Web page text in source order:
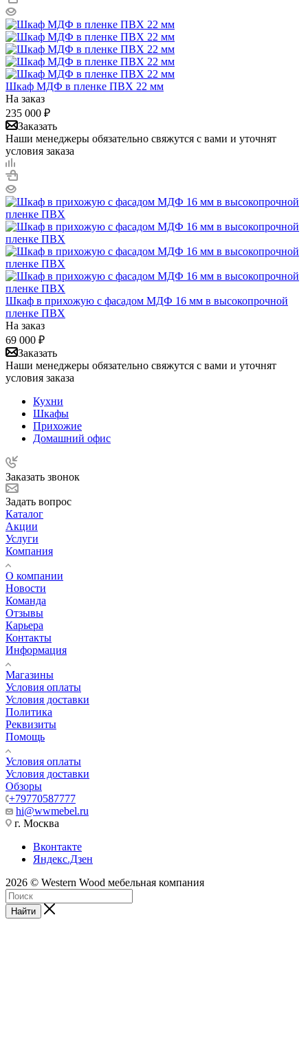
Шкаф МДФ в пленке ПВХ 22 мм
На заказ
235 000 ₽
Заказать
Наши менеджеры обязательно свяжутся с вами и уточнят
условия заказа
Шкаф в прихожую с фасадом МДФ 16 мм в высокопрочной
пленке ПВХ
На заказ
69 000 ₽
Заказать
Наши менеджеры обязательно свяжутся с вами и уточнят
условия заказа
Кухни
Шкафы
Прихожие
Домашний офис
Заказать звонок
Задать вопрос
Каталог
Акции
Услуги
Компания
О компании
Новости
Команда
Отзывы
Карьера
Контакты
Информация
Магазины
Условия оплаты
Условия доставки
Политика
Реквизиты
Помощь
Условия оплаты
Условия доставки
Обзоры
+79770587777
hi@wwmebel.ru
г. Москва
Вконтакте
Яндекс.Дзен
2026 © Western Wood мебельная компания
Найти